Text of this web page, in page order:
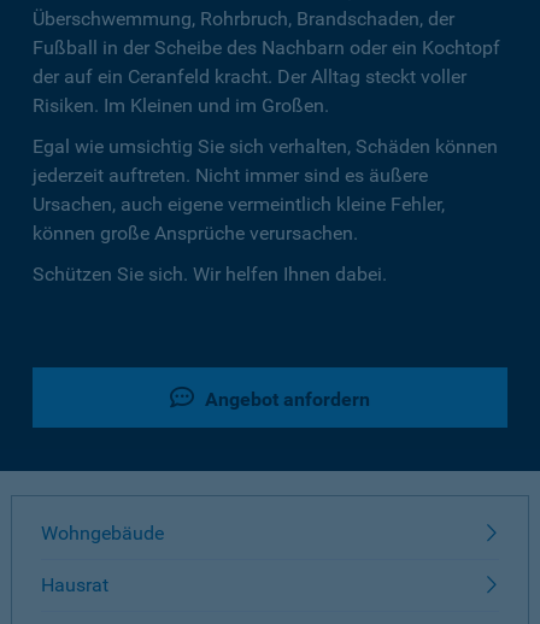
Überschwemmung, Rohrbruch, Brandschaden, der
Fußball in der Scheibe des Nachbarn oder ein Kochtopf
der auf ein Ceranfeld kracht. Der Alltag steckt voller
Risiken. Im Kleinen und im Großen.
Egal wie umsichtig Sie sich verhalten, Schäden können
jederzeit auftreten. Nicht immer sind es äußere
Ursachen, auch eigene vermeintlich kleine Fehler,
können große Ansprüche verursachen.
Schützen Sie sich. Wir helfen Ihnen dabei.
Angebot anfordern
Wohngebäude
Hausrat